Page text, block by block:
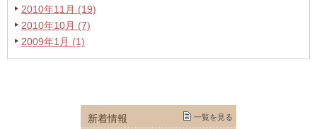
2010年11月 (19)
2010年10月 (7)
2009年1月 (1)
新着情報 一覧を見る